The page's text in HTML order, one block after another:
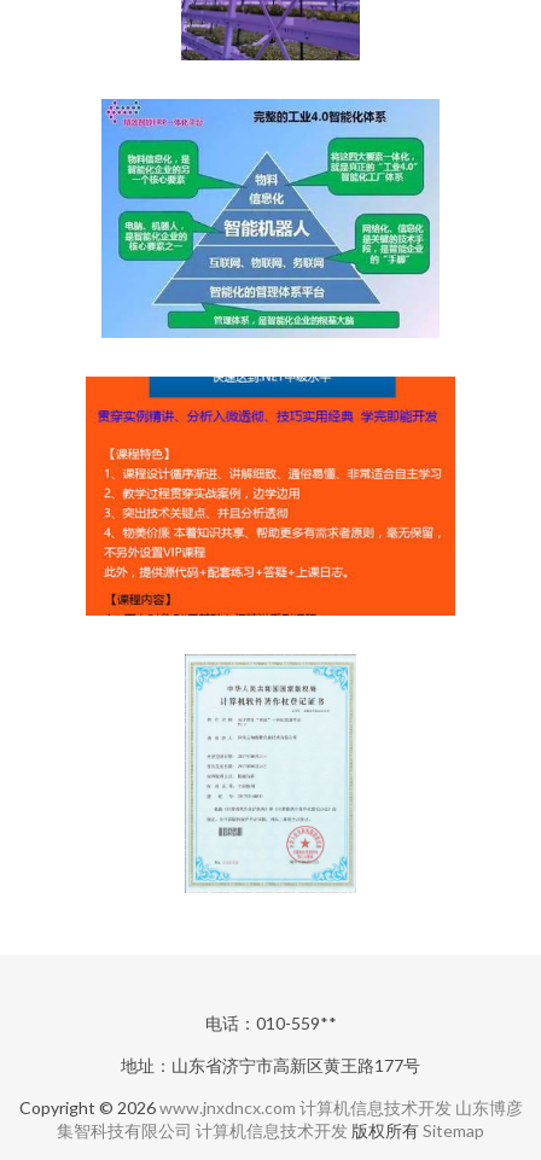
电话：010-559**
地址：山东省济宁市高新区黄王路177号
Copyright © 2026www.jnxdncx.com 计算机信息技术开发 山东博彦
集智科技有限公司 计算机信息技术开发 版权所有Sitemap